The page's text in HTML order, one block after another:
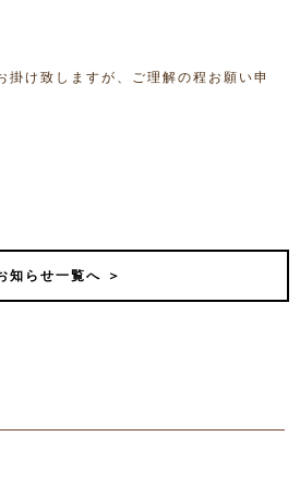
掛け致しますが、ご理解の程お願い申
知らせ一覧へ ＞